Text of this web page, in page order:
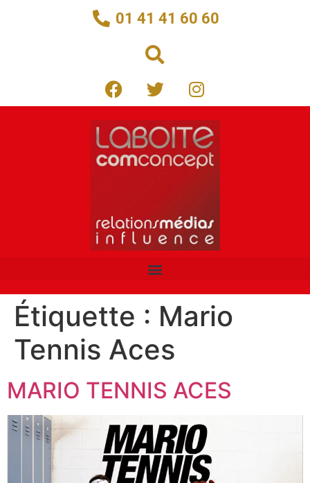
01 41 41 60 60
Étiquette : Mario
Tennis Aces
MARIO TENNIS ACES